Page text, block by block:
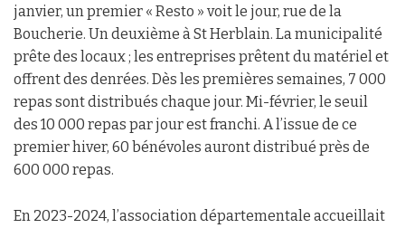
janvier, un premier « Resto » voit le jour, rue de la
Boucherie. Un deuxième à St Herblain. La municipalité
prête des locaux ; les entreprises prêtent du matériel et
offrent des denrées. Dès les premières semaines, 7 000
repas sont distribués chaque jour. Mi-février, le seuil
des 10 000 repas par jour est franchi. A l’issue de ce
premier hiver, 60 bénévoles auront distribué près de
600 000 repas.
En 2023-2024, l’association départementale accueillait